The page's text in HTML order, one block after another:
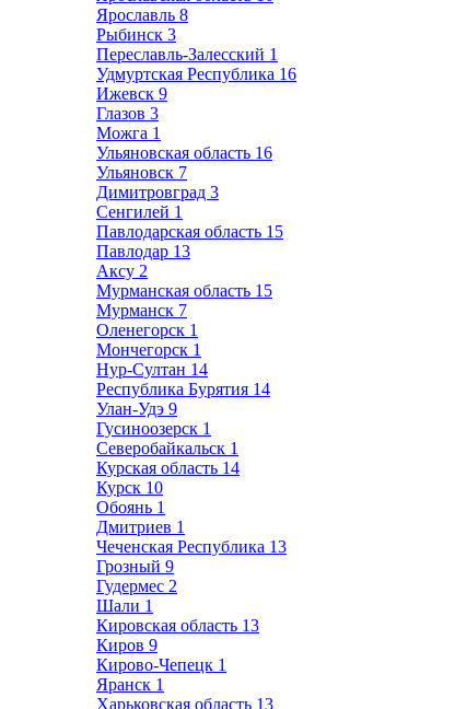
Ярославль 8
Рыбинск 3
Переславль-Залесский 1
Удмуртская Республика 16
Ижевск 9
Глазов 3
Можга 1
Ульяновская область 16
Ульяновск 7
Димитровград 3
Сенгилей 1
Павлодарская область 15
Павлодар 13
Аксу 2
Мурманская область 15
Мурманск 7
Оленегорск 1
Мончегорск 1
Нур-Султан 14
Республика Бурятия 14
Улан-Удэ 9
Гусиноозерск 1
Северобайкальск 1
Курская область 14
Курск 10
Обоянь 1
Дмитриев 1
Чеченская Республика 13
Грозный 9
Гудермес 2
Шали 1
Кировская область 13
Киров 9
Кирово-Чепецк 1
Яранск 1
Харьковская область 13